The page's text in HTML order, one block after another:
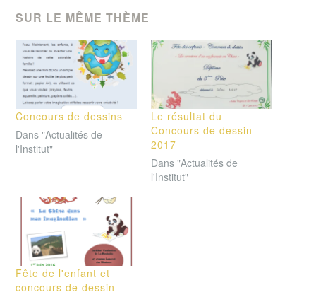
SUR LE MÊME THÈME
Concours de dessins
Dans "Actualités de
l'Institut"
Le résultat du
Concours de dessin
2017
Dans "Actualités de
l'Institut"
Fête de l'enfant et
concours de dessin